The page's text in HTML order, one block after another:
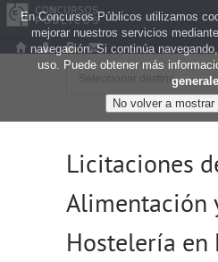
Licitaciones
Alimentación
Hostelería en
En Concursos Públicos utilizamos
mejorar nuestros servicios
navegación. Si continúa
uso. Puede obtener más